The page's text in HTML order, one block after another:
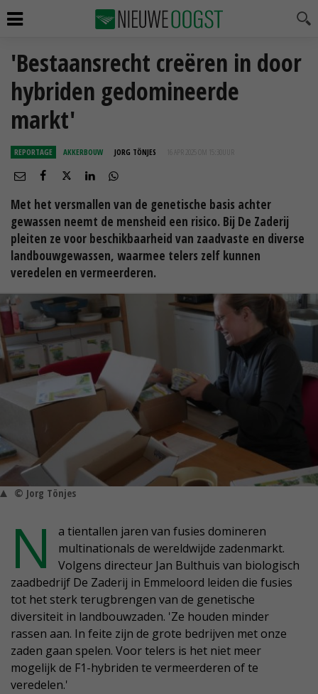
'Bestaansrecht creëren in door
hybriden gedomineerde
markt'
REPORTAGE AKKERBOUW JORG TÖNJES 16 APR 2025 OM 15:30
Met het versmallen van de genetische basis achter
gewassen neemt de mensheid een risico. Bij De Zaderij
pleiten ze voor beschikbaarheid van zaadvaste en diverse
landbouwgewassen, waarmee telers zelf kunnen
veredelen en vermeerderen.
© Jorg Tönjes
N
a tientallen jaren van fusies domineren
multinationals de wereldwijde zadenmarkt.
Volgens directeur Jan Bulthuis van biologisch
zaadbedrijf De Zaderij in Emmeloord leiden die fusies
tot het sterk terugbrengen van de genetische
diversiteit in landbouwzaden. 'Ze houden minder
rassen aan. In feite zijn de grote bedrijven met onze
zaden gaan spelen. Voor telers is het niet meer
mogelijk de F1-hybriden te vermeerderen of te
veredelen.'